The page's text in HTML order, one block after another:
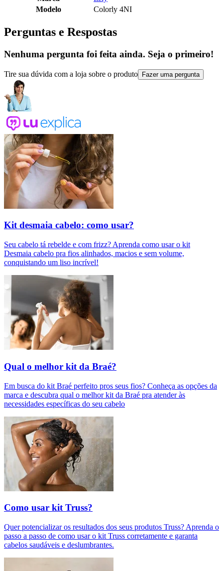
Modelo
Colorly 4NI
Perguntas e Respostas
Nenhuma pergunta foi feita ainda. Seja o primeiro!
Tire sua dúvida com a loja sobre o produto Fazer uma pergunta
Kit desmaia cabelo: como usar?
Seu cabelo tá rebelde e com frizz? Aprenda como usar o kit
Desmaia cabelo pra fios alinhados, macios e sem volume,
conquistando um liso incrível!
Qual o melhor kit da Braé?
Em busca do kit Braé perfeito pros seus fios? Conheça as opções da
marca e descubra qual o melhor kit da Braé pra atender às
necessidades específicas do seu cabelo
Como usar kit Truss?
Quer potencializar os resultados dos seus produtos Truss? Aprenda o
passo a passo de como usar o kit Truss corretamente e garanta
cabelos saudáveis e deslumbrantes.